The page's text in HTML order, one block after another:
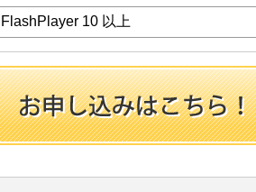
FlashPlayer 10 以上